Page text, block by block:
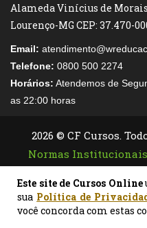
Alameda Vinícius de
Lourenço-MG CEP: 37.470-
Email:
Telefone: 0800 500 2274
Horários: Atendemos de
as 22:00 horas
2026 © CF Cursos.
Normas Institucionais
Este site de Cursos Online
sua Política de
você concorda com estas